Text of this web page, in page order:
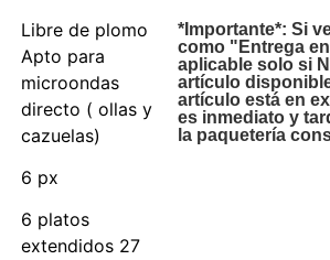
Libre de plomo
Apto para
microondas
directo ( ollas y
cazuelas)
6 px
6 platos
extendidos 27
*Importante*: Si
como "Entrega
aplicable solo si
artículo
artículo está en
es inmediato y
la paquetería